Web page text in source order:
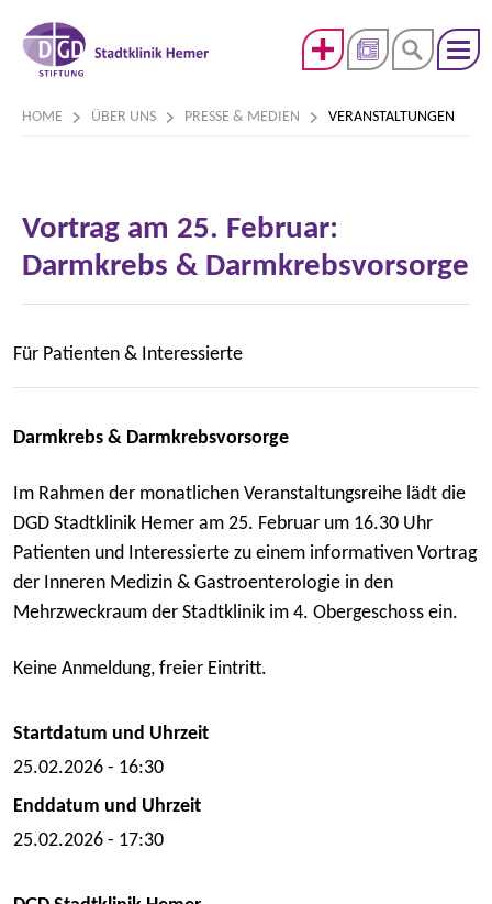
HOME ÜBER UNS PRESSE & MEDIEN VERANSTALTUNGEN
Vortrag am 25. Februar:
Darmkrebs & Darmkrebsvorsorge
Für Patienten & Interessierte
Darmkrebs & Darmkrebsvorsorge
Im Rahmen der monatlichen Veranstaltungsreihe lädt die
DGD Stadtklinik Hemer am 25. Februar um 16.30 Uhr
Patienten und Interessierte zu einem informativen Vortrag
der Inneren Medizin & Gastroenterologie in den
Mehrzweckraum der Stadtklinik im 4. Obergeschoss ein.
Keine Anmeldung, freier Eintritt.
Startdatum und Uhrzeit
25.02.2026 - 16:30
Enddatum und Uhrzeit
25.02.2026 - 17:30